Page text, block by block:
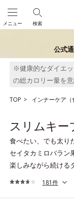
検索
メニュー
公式
※健康的なダイエ
の総カロリー量を意
TOP インナーケア（
スリムキー
食べたい、でも太り
セイタカミロバラン
楽しみながら続ける
181件